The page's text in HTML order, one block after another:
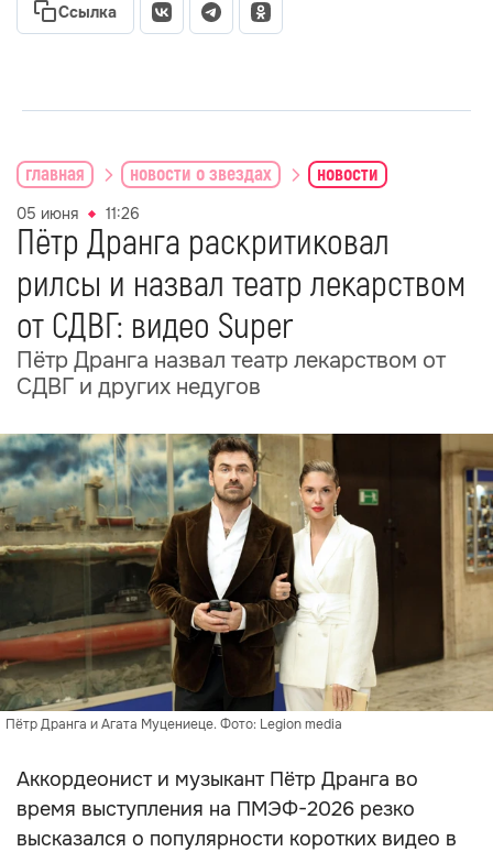
Ссылка
главная новости о звездах новости
05 июня 11:26
Пётр Дранга раскритиковал
рилсы и назвал театр лекарством
от СДВГ: видео Super
Пётр Дранга назвал театр лекарством от
СДВГ и других недугов
Пётр Дранга и Агата Муцениеце. Фото: Legion media
Аккордеонист и музыкант Пётр Дранга во
время выступления на ПМЭФ-2026 резко
высказался о популярности коротких видео в